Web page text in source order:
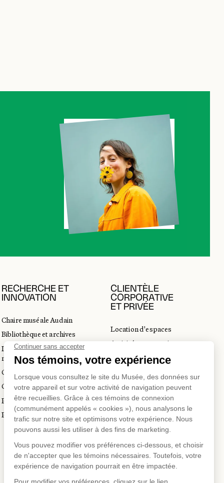
RECHERCHE ET
INNOVATION
Chaire muséale Audain
Bibliothèque et archives
Incubateur d’innovations
muséales
Guide de numérisation 3D
Commandes d'images
Prix en art actuel
Prix Lynne-Cohen
CLIENTÈLE
CORPORATIVE
ET PRIVÉE
Location d'espaces
Activités corporatives
Location d'œuvres
du tourisme